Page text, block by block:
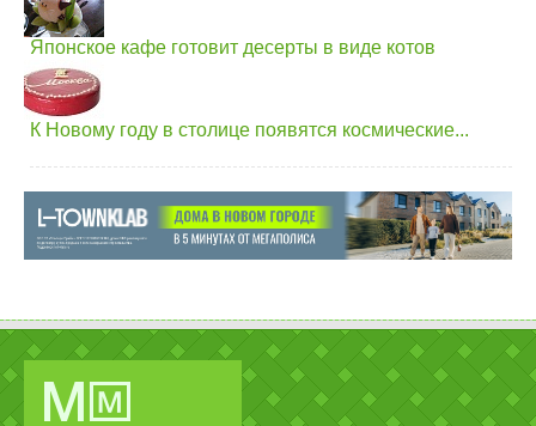
Японское кафе готовит десерты в виде котов
К Новому году в столице появятся космические...